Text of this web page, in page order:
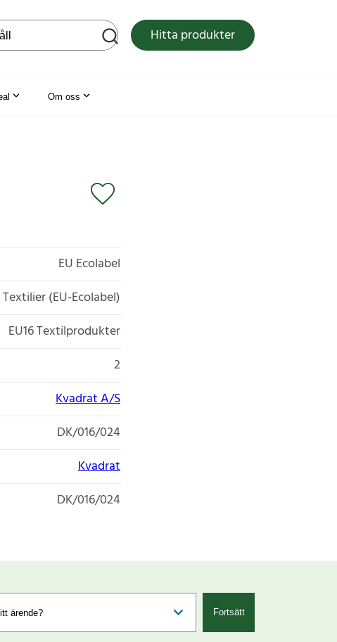
Hitta produkter
Om oss
EU Ecolabel
Textilier (EU-Ecolabel)
EU16 Textilprodukter
2
Kvadrat A/S
DK/016/024
Kvadrat
DK/016/024
Fortsätt